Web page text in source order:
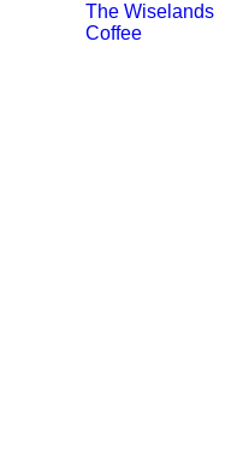
The Wiselands
Coffee